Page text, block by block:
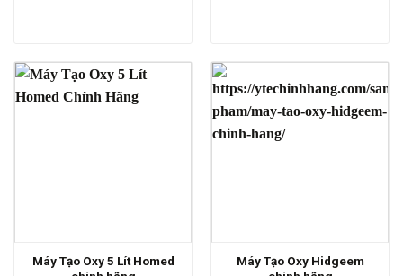
Máy Tạo Oxy 5 Lít Homed
Máy Tạo Oxy Hidgeem